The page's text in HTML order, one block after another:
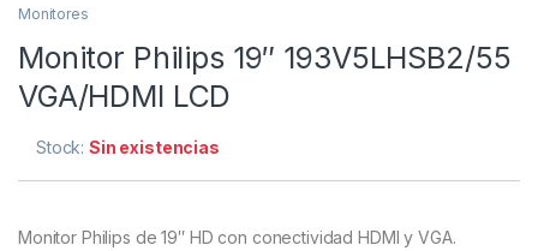
Monitores
Monitor Philips 19″ 193V5LHSB2/55
VGA/HDMI LCD
Stock:Sin existencias
Monitor Philips de 19″ HD con conectividad HDMI y VGA.